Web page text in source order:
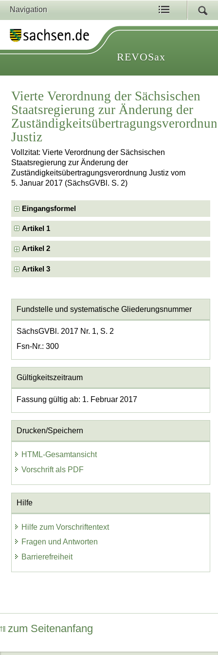
Navigation
REVOSax
Vierte Verordnung der Sächsischen
Staatsregierung zur Änderung der
Justiz
Vollzitat: Vierte Verordnung der Sächsischen
Staatsregierung zur Änderung der
Zuständigkeitsübertragungsverordnung Justiz vom
5. Januar 2017 (SächsGVBl. S. 2)
Eingangsformel
Artikel 1
Artikel 2
Artikel 3
Fundstelle und systematische Gliederungsnummer
SächsGVBl. 2017 Nr. 1, S. 2
Fsn-Nr.: 300
Gültigkeitszeitraum
Fassung gültig ab: 1. Februar 2017
Drucken/Speichern
HTML-Gesamtansicht
Vorschrift als PDF
Hilfe
Hilfe zum Vorschriftentext
Fragen und Antworten
Barrierefreiheit
zum Seitenanfang